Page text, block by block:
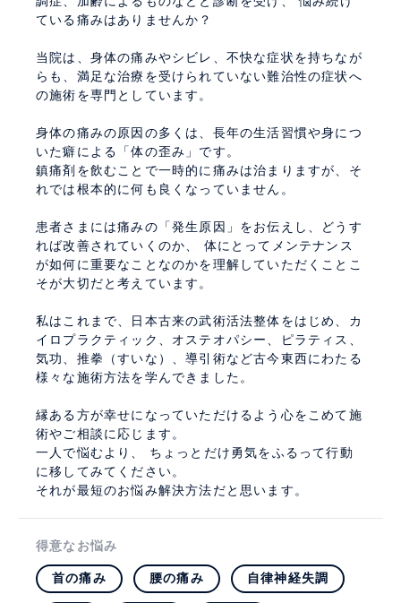
ている痛みはありませんか？
当院は、身体の痛みやシビレ、不快な症状を持ちなが
らも、満足な治療を受けられていない難治性の症状へ
の施術を専門としています。
身体の痛みの原因の多くは、長年の生活習慣や身につ
いた癖による「体の歪み」です。
鎮痛剤を飲むことで一時的に痛みは治まりますが、そ
れでは根本的に何も良くなっていません。
患者さまには痛みの「発生原因」をお伝えし、どうす
れば改善されていくのか、 体にとってメンテナンス
が如何に重要なことなのかを理解していただくことこ
そが大切だと考えています。
私はこれまで、日本古来の武術活法整体をはじめ、カ
イロプラクティック、オステオパシー、ピラティス、
気功、推拳（すいな）、導引術など古今東西にわたる
様々な施術方法を学んできました。
縁ある方が幸せになっていただけるよう心をこめて施
術やご相談に応じます。
一人で悩むより、 ちょっとだけ勇気をふるって行動
に移してみてください。
それが最短のお悩み解決方法だと思います。
得意なお悩み
首の痛み 腰の痛み 自律神経失調